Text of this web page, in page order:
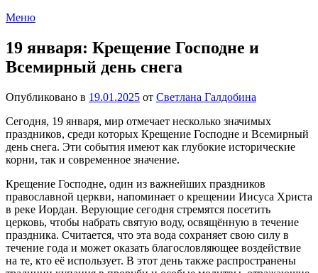
Меню
19 января: Крещение Господне и
Всемирный день снега
Опубликовано в 19.01.2025 от Светлана Галдобина
Сегодня, 19 января, мир отмечает несколько значимых
праздников, среди которых Крещение Господне и Всемирный
день снега. Эти события имеют как глубокие исторические
корни, так и современное значение.
Крещение Господне, один из важнейших праздников
православной церкви, напоминает о крещении Иисуса Христа
в реке Иордан. Верующие сегодня стремятся посетить
церковь, чтобы набрать святую воду, освящённую в течение
праздника. Считается, что эта вода сохраняет свою силу в
течение года и может оказать благословляющее воздействие
на те, кто её использует. В этот день также распространены